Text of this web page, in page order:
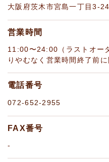
大阪府茨木市宮島一丁目3-24
営業時間
11:00〜24:00（ラストオー
りやむなく営業時間終了前
電話番号
072-652-2955
FAX番号
-